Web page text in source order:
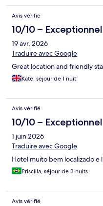
Avis vérifié
10/10 – Exceptionnel
19 avr. 2026
Traduire avec Google
Great location and friendly
Kate, séjour de 1 nuit
Avis vérifié
10/10 – Exceptionnel
1 juin 2026
Traduire avec Google
Hotel muito bem localizado e
Priscilla, séjour de 3 nuits
Avis vérifié